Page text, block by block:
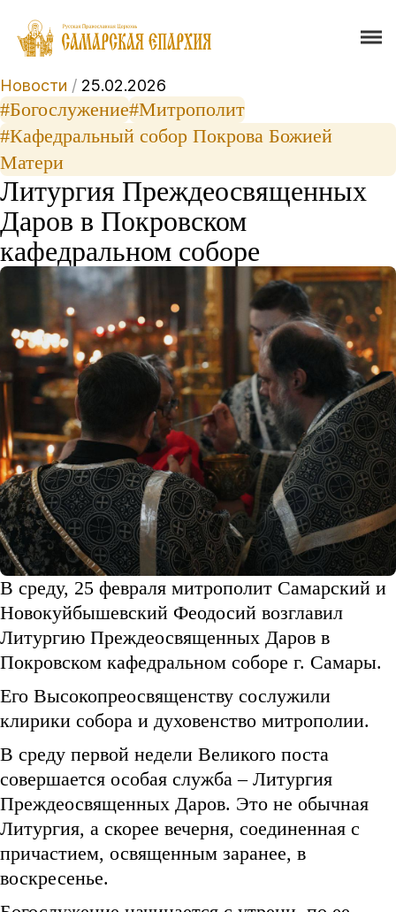
Новости / 25.02.2026
#Богослужение#Митрополит
#Кафедральный собор Покрова Божией
Матери
Литургия Преждеосвященных
Даров в Покровском
кафедральном соборе
В среду, 25 февраля митрополит Самарский и
Новокуйбышевский Феодосий возглавил
Литургию Преждеосвященных Даров в
Покровском кафедральном соборе г. Самары.
Его Высокопреосвященству сослужили
клирики собора и духовенство митрополии.
В среду первой недели Великого поста
совершается особая служба – Литургия
Преждеосвященных Даров. Это не обычная
Литургия, а скорее вечерня, соединенная с
причастием, освященным заранее, в
воскресенье.